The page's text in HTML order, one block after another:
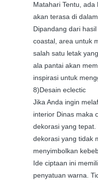
Matahari Tentu,
akan terasa di
Dipandang dari
coastal, area untuk
salah satu letak
ala pantai akan
inspirasi untuk
8)Desain eclectic
Jika Anda ingin
interior Dinas maka
dekorasi yang
dekorasi yang tidak
menyimbolkan
Ide ciptaan ini
penyatuan warna.